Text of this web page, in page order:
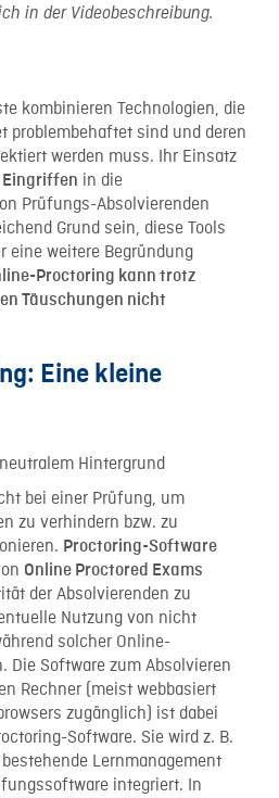
in der Videobeschreibung.
kombinieren Technologien, die
problembehaftet sind und deren
werden muss. Ihr Einsatz
in die
Prüfungs-Absolvierenden
Grund sein, diese Tools
eine weitere Begründung
Proctoring kann trotz
Täuschungen nicht
Eine kleine
bei einer Prüfung, um
zu verhindern bzw. zu
Proctoring-Software
Online Proctored Exams
der Absolvierenden zu
Nutzung von nicht
solcher Online-
Die Software zum Absolvieren
Rechner (meist webbasiert
zugänglich) ist dabei
Software. Sie wird z. B.
Lernmanagement
integriert. In